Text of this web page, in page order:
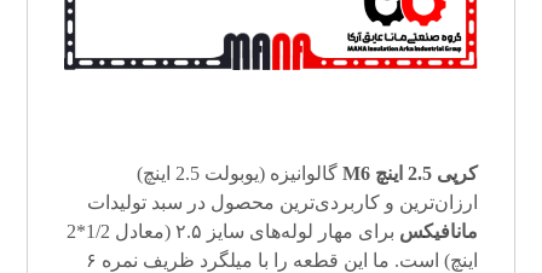
کرپی 2.5 اینچ M6
گالوانیزه (یوبولت 2.5 اینچ)
ارزان‌ترین و کاربردی‌ترین محصول در سبد تولیدات
مانافیکس
برای مهار لوله‌های سایز ۲.۵ (معادل 1/2*2
اینچ) است. ما این قطعه را با میلگرد ظریف نمره ۶